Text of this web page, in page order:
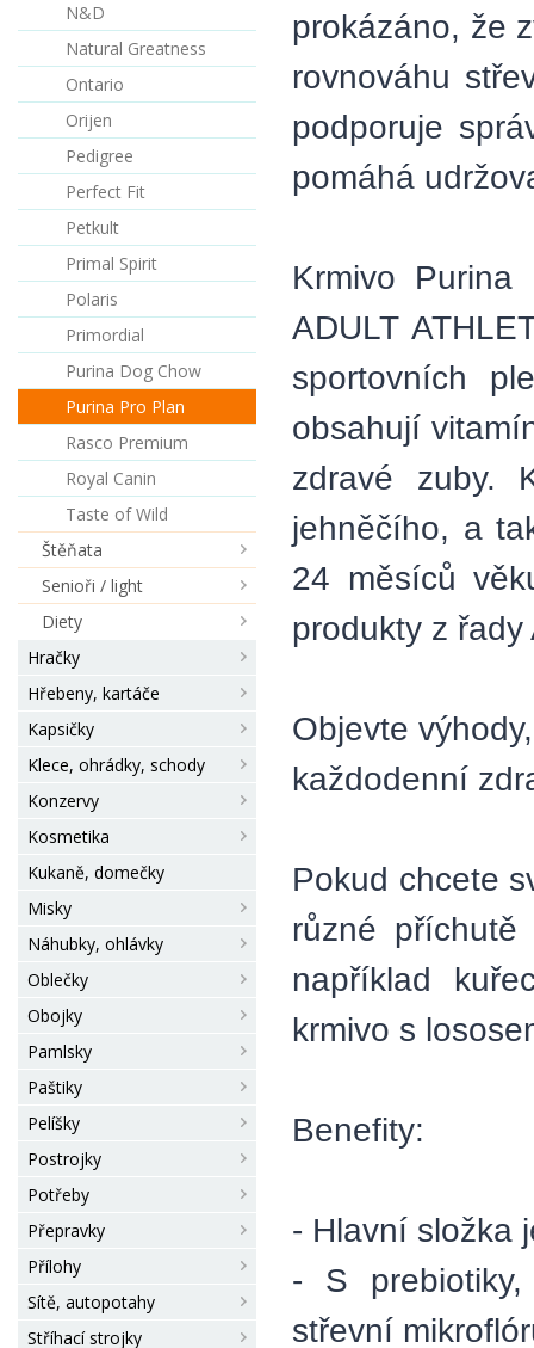
N&D
Natural Greatness
Ontario
Orijen
Pedigree
Perfect Fit
Petkult
Primal Spirit
Polaris
Primordial
Purina Dog Chow
Purina Pro Plan
Rasco Premium
Royal Canin
Taste of Wild
Štěňata
Senioři / light
Diety
Hračky
Hřebeny, kartáče
Kapsičky
Klece, ohrádky, schody
Konzervy
Kosmetika
Kukaně, domečky
Misky
Náhubky, ohlávky
Oblečky
Obojky
Pamlsky
Paštiky
Pelíšky
Postrojky
Potřeby
Přepravky
Přílohy
Sítě, autopotahy
Stříhací strojky
prokázáno, že
rovnováhu
podporuje
pomáhá
Krmivo Purina
ADULT
sportovních
obsahují
zdravé zuby.
jehněčího, a
24 měsíců
produkty z
Objevte
každodenní
Pokud chcete
různé
například
krmivo s
Benefity:
- Hlavní složka
- S prebiotiky,
střevní